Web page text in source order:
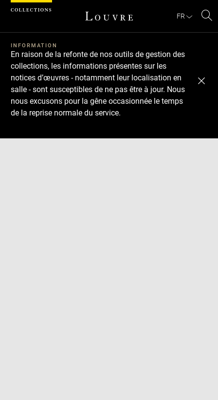
FR
sur
INFORMATION
En raison de la refonte de nos outils de gestion des
collections, les informations présentes sur les
notices d’œuvres - notamment leur localisation en
salle - sont susceptibles de ne pas être à jour. Nous
nous excusons pour la gêne occasionnée le temps
de la reprise normale du service.
Télécharger
Suivant
Précédent
Panneau de gestion des cookies